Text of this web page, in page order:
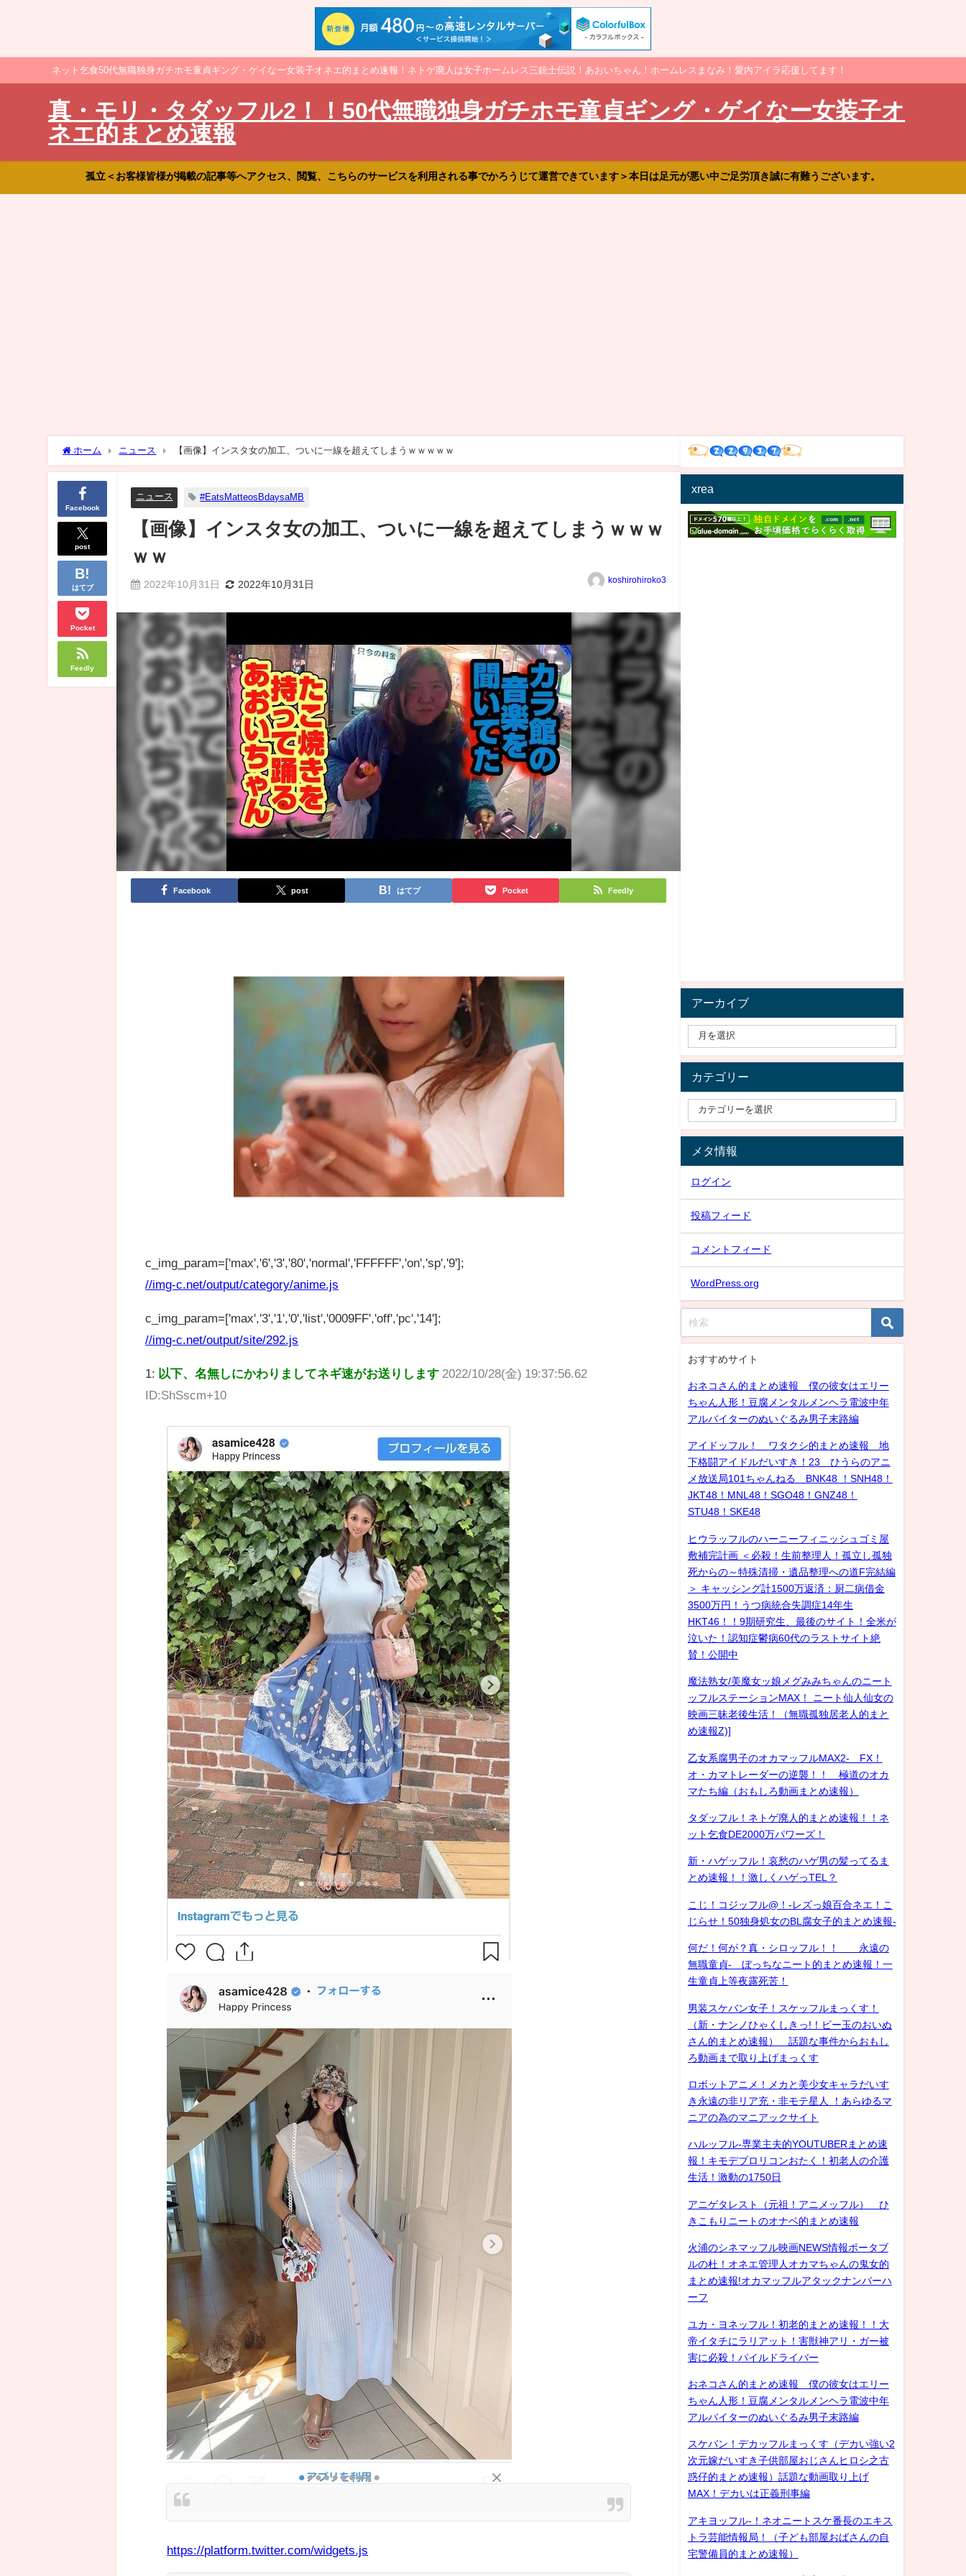
ネット乞食50代無職独身ガチホモ童貞ギング・ゲイなー女装子オネエ的まとめ速報！ネトゲ廃人は女子ホームレス三銃士伝説！あおいちゃん！ホームレスまなみ！愛内アイラ応援してます！
真・モリ・タダッフル2！！50代無職独身ガチホモ童貞ギング・ゲイなー女装子オ
ネエ的まとめ速報
孤立＜お客様皆様が掲載の記事等へアクセス、閲覧、こちらのサービスを利用される事でかろうじて運営できています＞本日は足元が悪い中ご足労頂き誠に有難うございます。
ホーム ニュース 【画像】インスタ女の加工、ついに一線を超えてしまうｗｗｗｗｗ
Facebook
post
はてブ
Pocket
Feedly
ニュース #EatsMatteosBdaysaMB
【画像】インスタ女の加工、ついに一線を超えてしまうｗｗｗ
ｗｗ
2022年10月31日 2022年10月31日 koshirohiroko3
Facebook post はてブ Pocket Feedly
c_img_param=['max','6','3','80','normal','FFFFFF','on','sp','9'];
//img-c.net/output/category/anime.js
c_img_param=['max','3','1','0','list','0009FF','off','pc','14'];
//img-c.net/output/site/292.js
1: 以下、名無しにかわりましてネギ速がお送りします 2022/10/28(金) 19:37:56.62
ID:ShSscm+10
https://platform.twitter.com/widgets.js
xrea
アーカイブ
カテゴリー
メタ情報
ログイン
投稿フィード
コメントフィード
WordPress.org
おすすめサイト
おネコさん的まとめ速報 僕の彼女はエリー
ちゃん人形！豆腐メンタルメンヘラ電波中年
アルバイターのぬいぐるみ男子末路編
アイドッフル！ ワタクシ的まとめ速報 地
下格闘アイドルだいすき！23 ひうらのアニ
メ放送局101ちゃんねる BNK48 ！SNH48！
JKT48！MNL48！SGO48！GNZ48！
STU48！SKE48
ヒウラッフルのハーニーフィニッシュゴミ屋
敷補完計画 ＜必殺！生前整理人！孤立し孤独
死からの～特殊清掃・遺品整理への道F完結編
＞ キャッシング計1500万返済：厨二病借金
3500万円！うつ病統合失調症14年生
HKT46！！9期研究生、最後のサイト！全米が
泣いた！認知症鬱病60代のラストサイト絶
賛！公開中
魔法熟女/美魔女ッ娘メグみみちゃんのニート
ッフルステーションMAX！ ニート仙人仙女の
映画三昧老後生活！（無職孤独居老人的まと
め速報Z)]
乙女系腐男子のオカマッフルMAX2- FX！
オ・カマトレーダーの逆襲！！ 極道のオカ
マたち編（おもしろ動画まとめ速報）
タダッフル！ネトゲ廃人的まとめ速報！！ネ
ット乞食DE2000万パワーズ！
新・ハゲッフル！哀愁のハゲ男の髪ってるま
とめ速報！！激しくハゲっTEL？
こじ！コジッフル@！-レズっ娘百合ネエ！こ
じらせ！50独身処女のBL腐女子的まとめ速報-
何だ！何が？真・シロッフル！！ 永遠の
無職童貞- ぼっちなニート的まとめ速報！一
生童貞上等夜露死苦！
男装スケバン女子！スケッフルまっくす！
（新・ナンノひゃくしきっ!！ビー玉のおいぬ
さん的まとめ速報） 話題な事件からおもし
ろ動画まで取り上げまっくす
ロボットアニメ！メカと美少女キャラだいす
き永遠の非リア充・非モテ星人 ！あらゆるマ
ニアの為のマニアックサイト
ハルッフル-専業主夫的YOUTUBERまとめ速
報！キモデブロリコンおたく！初老人の介護
生活！激動の1750日
アニゲタレスト（元祖！アニメッフル） ひ
きこもりニートのオナベ的まとめ速報
火浦のシネマッフル映画NEWS情報ポータブ
ルの杜！オネエ管理人オカマちゃんの鬼女的
まとめ速報!オカマッフルアタックナンバーハ
ーフ
ユカ・ヨネッフル！初老的まとめ速報！！大
帝イタチにラリアット！害獣神アリ・ガー被
害に必殺！パイルドライバー
おネコさん的まとめ速報 僕の彼女はエリー
ちゃん人形！豆腐メンタルメンヘラ電波中年
アルバイターのぬいぐるみ男子末路編
スケバン！デカッフルまっくす（デカい強い2
次元嫁だいすき子供部屋おじさんヒロシ之古
惑仔的まとめ速報）話題な動画取り上げ
MAX！デカいは正義刑事編
アキヨッフル-！ネオニートスケ番長のエキス
トラ芸能情報局！（子ども部屋おばさんの自
宅警備員的まとめ速報）